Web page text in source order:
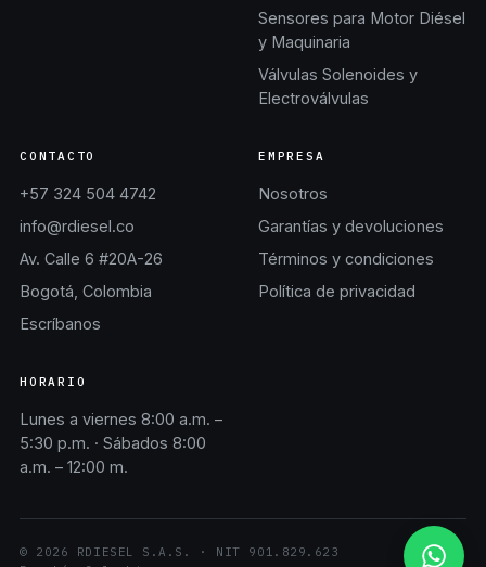
Sensores para Motor Diésel
y Maquinaria
Válvulas Solenoides y
Electroválvulas
CONTACTO
+57 324 504 4742
info@rdiesel.co
Av. Calle 6 #20A-26
Bogotá, Colombia
Escríbanos
EMPRESA
Nosotros
Garantías y devoluciones
Términos y condiciones
Política de privacidad
HORARIO
Lunes a viernes 8:00 a.m. –
5:30 p.m. · Sábados 8:00
a.m. – 12:00 m.
© 2026 RDIESEL S.A.S. · NIT 901.829.623